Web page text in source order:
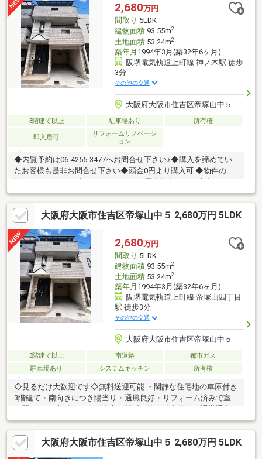
2,680万円
間取り 5LDK
建物面積93.55m2
土地面積53.24m2
築年月 1994年3月(築32年6ヶ月)
阪堺電気軌道上町線 神ノ木駅 徒歩
3分
その他の交通
大阪府大阪市住吉区帝塚山中５
3階建て以上 駐車場あり 所有権
即入居可
リフォームリノベーシ
ョン
◆内覧予約は06-4255-3477へお問合せ下さい♪◆購入を諦めてい
たお客様も是非お問合せ下さい◆頭金0円より購入可 ◆物件の特
住環境良好◆見るだけ大歓迎◆接客対応品質に自信があり◆夜間
早朝もお気軽にご連絡ください！◆無料送迎可「購入するか分か
らないけど見るだけ見たい」「他社の物件もまとめて見てみた
い」等 ご購入をご検討中のお客様にとって、より良い条件でご購
入頂く為に精一杯サポート致します不動産の事なら何でもお気軽
にご相談下さい！
大阪府大阪市住吉区帝塚山中５ 2,680万円 5LDK
2,680万円
間取り 5LDK
建物面積93.55m2
土地面積53.24m2
築年月 1994年3月(築32年6ヶ月)
阪堺電気軌道上町線 帝塚山四丁目
駅 徒歩3分
その他の交通
大阪府大阪市住吉区帝塚山中５
3階建て以上 南道路
都市ガス
駐車場あり
システムキッチン 所有権
◇見るだけ大歓迎です◇無料送迎可能 ・閑静な住宅地の車庫付き
3階建て・南向きにつき陽当り・通風良好・リフォーム済みで室内
便利◎・住環境良好・生活便利な周辺環境◇レスポンスは迅速に
◇交渉は全力です◆‐多忙なお客様の「面倒だな」をフルサポート
致します‐◆「とりあえず見たい」「他社でローンを断られた」
「他社の物件もまとめて見てみたい」「相談だけしてみたい」
大阪府大阪市住吉区帝塚山中５ 2,680万円 5LDK